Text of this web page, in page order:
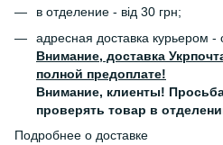
в отделение - від 30 грн;
адресная доставка курьером -
Внимание, доставка
полной предоплате!
Внимание, клиенты!
проверять товар в
Подробнее о доставке